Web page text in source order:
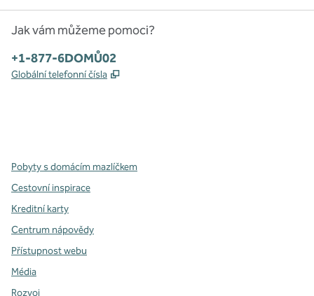
Jak vám můžeme pomoci?
Telefon:
+1-877-6DOMŮ02
Globální telefonní čísla ,
Pobyty s domácím mazlíčkem
Cestovní inspirace
Kreditní karty
Centrum nápovědy
Přístupnost webu
Média
Rozvoj